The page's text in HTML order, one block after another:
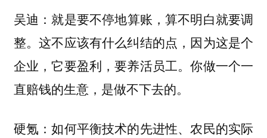
吴迪： 就是要不停地算账，算不明白就要调
整。这不应该有什么纠结的点，因为这是个
企业，它要盈利，要养活员工。你做一个一
直赔钱的生意，是做不下去的。
硬氪：如何平衡技术的先进性、农民的实际